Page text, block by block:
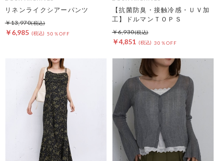
リネンライクシアーパンツ
￥6,985 50％OFF
￥13,970
【抗菌防臭・接触冷感・ＵＶ加
工】ドルマンＴＯＰＳ
￥4,851 30％OFF
￥6,930